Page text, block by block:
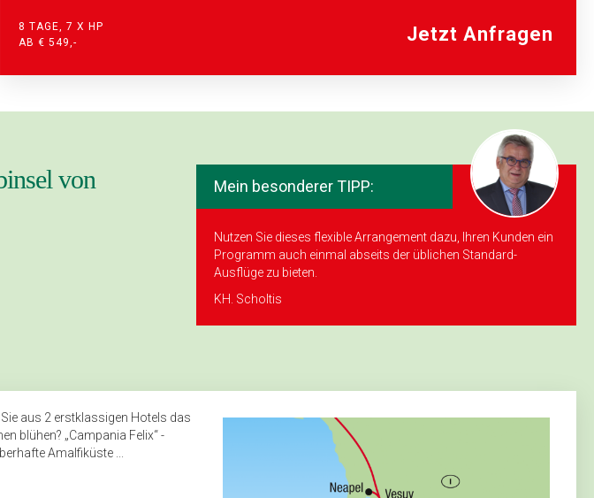
8 TAGE, 7 X HP
AB € 549,-
Jetzt Anfragen
von
Mein besonderer TIPP:
Nutzen Sie dieses flexible Arrangement dazu, Ihren Kunden ein
Programm auch einmal abseits der üblichen Standard-
Ausflüge zu bieten.
KH. Scholtis
aus 2 erstklassigen Hotels das
blühen? „Campania Felix“ -
Amalfiküste ...